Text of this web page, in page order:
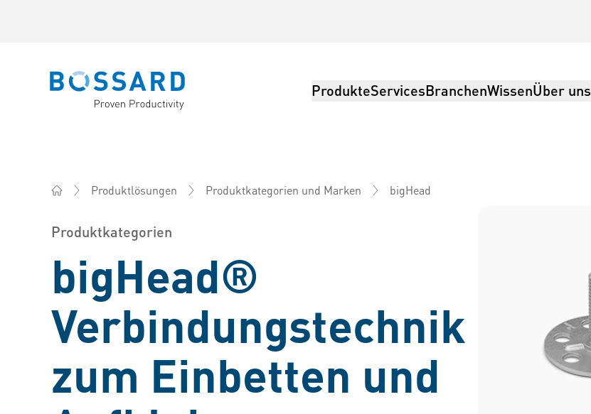
Bossard homepage ProdukteServicesBranchenWissenÜber uns
Produktlösungen Produktkategorien und Marken bigHead
Produktkategorien
bigHead®
Verbindungstechnik
zum Einbetten und